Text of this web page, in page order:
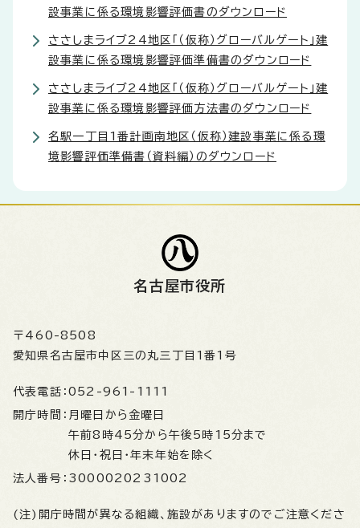
設事業に係る環境影響評価書のダウンロード
ささしまライブ24地区「（仮称）グローバルゲート」建
設事業に係る環境影響評価準備書のダウンロード
ささしまライブ24地区「（仮称）グローバルゲート」建
設事業に係る環境影響評価方法書のダウンロード
名駅一丁目1番計画南地区（仮称）建設事業に係る環
境影響評価準備書（資料編）のダウンロード
名古屋市役所
〒460-8508
愛知県名古屋市中区三の丸三丁目1番1号
代表電話： 052-961-1111
開庁時間： 月曜日から金曜日
午前8時45分から午後5時15分まで
休日・祝日・年末年始を除く
法人番号： 3000020231002
(注)開庁時間が異なる組織、施設がありますのでご注意くださ